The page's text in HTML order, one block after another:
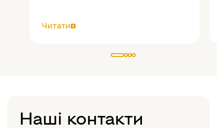
Читати
Наші контакти